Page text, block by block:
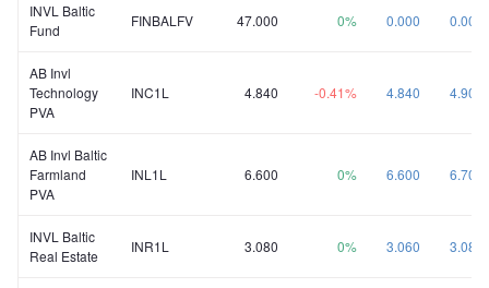
INVL Baltic
Fund
FINBALFV 47.000 0% 0.000 0.000
AB Invl
Technology
PVA
INC1L 4.840 -0.41% 4.840 4.900
AB Invl Baltic
Farmland
PVA
INL1L 6.600 0% 6.600 6.700
INVL Baltic
Real Estate
INR1L 3.080 0% 3.060 3.080